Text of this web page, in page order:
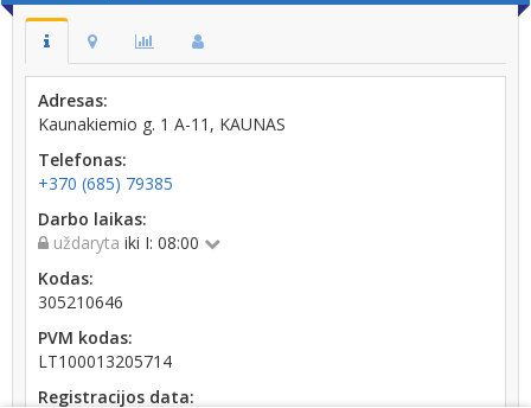
Adresas:
Kaunakiemio g. 1 A-11, KAUNAS
Telefonas:
+370 (685) 79385
Darbo laikas:
uždaryta iki I: 08:00
Kodas:
305210646
PVM kodas:
LT100013205714
Registracijos data: